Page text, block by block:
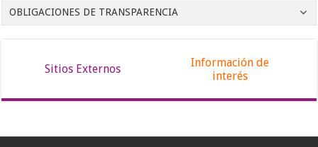
OBLIGACIONES DE TRANSPARENCIA
Sitios Externos
Información de
interés